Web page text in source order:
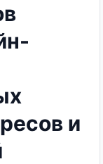
и